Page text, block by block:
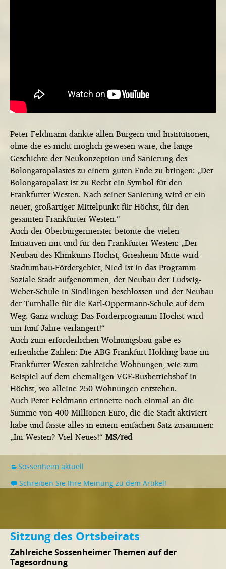
Peter Feldmann dankte allen Bürgern und Institutionen,
ohne die es nicht möglich gewesen wäre, die lange
Geschichte der Neukonzeption und Sanierung des
Bolongaropalastes zu einem guten Ende zu bringen: „Der
Bolongaropalast ist zu Recht ein Symbol für den
Frankfurter Westen. Nach seiner Sanierung wird er ein
neuer, großartiger Mittelpunkt für Höchst, für den
gesamten Frankfurter Westen.“
Auch der Oberbürgermeister betonte die vielen
Initiativen mit und für den Frankfurter Westen: „Der
Neubau des Klinikums Höchst, Griesheim-Mitte wird
Stadtumbau-Fördergebiet, Nied ist in das Programm
Soziale Stadt aufgenommen, der Neubau der Ludwig-
Weber-Schule in Sindlingen beschlossen und der Neubau
der Turnhalle für die Karl-Oppermann-Schule auf dem
Weg. Ganz wichtig: Das Förderprogramm Höchst wird
um fünf Jahre verlängert!“
Auch zum erforderlichen Wohnungsbau gäbe es
erfreuliche Zahlen: Die ABG Frankfurt Holding baue im
Frankfurter Westen zahlreiche Wohnungen, wie zum
Beispiel auf dem ehemaligen VGF-Busbetriebshof in
Höchst, wo alleine 250 Wohnungen entstehen.
Auch Peter Feldmann erinnerte noch einmal an die
Summe von 400 Millionen Euro, die die Stadt aktiviert
habe und fasste alles in einem einfachen Satz zusammen:
„Im Westen? Viel Neues!“MS/red
Sossenheim aktuell
Schreiben Sie Ihre Meinung zu dem Artikel!
Sitzung des Ortsbeirats
Zahlreiche Sossenheimer Themen auf der
Tagesordnung